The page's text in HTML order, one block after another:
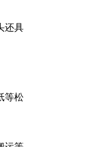
还具
等松